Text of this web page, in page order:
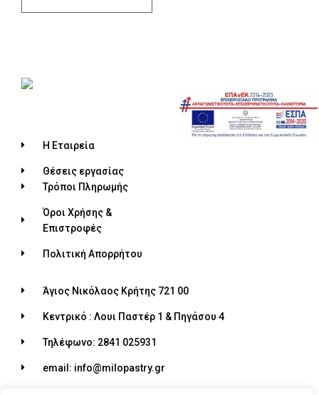
Η Εταιρεία
Θέσεις εργασίας
Τρόποι Πληρωμής
Όροι Χρήσης &
Επιστροφές
Πολιτική Απορρήτου
Άγιος Νικόλαος Κρήτης 721 00
Κεντρικό : Λουι Παστέρ 1 & Πηγάσου 4
Τηλέφωνο: 2841 025931
email: info@milopastry.gr